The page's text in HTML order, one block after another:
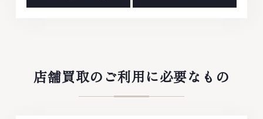
店舗買取のご利用に必要なもの